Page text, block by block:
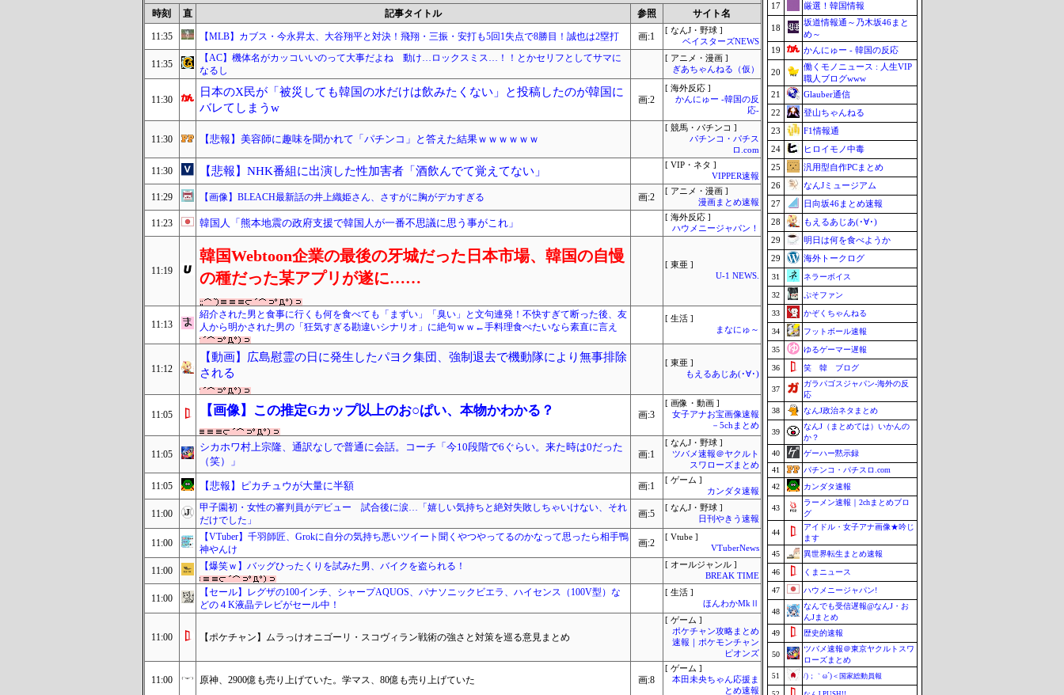
時刻
直 記事タイトル 参照 サイト名
11:35 【MLB】カブス・今永昇太、大谷翔平と対決！飛翔・三振・安打も5回1失点で8勝目！誠也は2塁打 画:1
[ なんJ・野球 ]
ベイスターズNEWS
11:35
【AC】機体名がカッコいいのって大事だよね 動け…ロックスミス…！！とかセリフとしてサマに
なるし
[ アニメ・漫画 ]
ぎあちゃんねる（仮）
11:30
日本のX民が「被災しても韓国の水だけは飲みたくない」と投稿したのが韓国に
バレてしまうw
画:2
[ 海外反応 ]
かんにゅー -韓国の反
応-
11:30 【悲報】美容師に趣味を聞かれて「パチンコ」と答えた結果ｗｗｗｗｗｗ
[ 競馬・パチンコ ]
パチンコ・パチス
ロ.com
11:30 【悲報】NHK番組に出演した性加害者「酒飲んでて覚えてない」
[ VIP・ネタ ]
VIPPER速報
11:29 【画像】BLEACH最新話の井上織姫さん、さすがに胸がデカすぎる 画:2
[ アニメ・漫画 ]
漫画まとめ速報
11:23 韓国人「熊本地震の政府支援で韓国人が一番不思議に思う事がこれ」
[ 海外反応 ]
ハウメニージャパン！
11:19
韓国Webtoon企業の最後の牙城だった日本市場、韓国の自慢
の種だった某アプリが遂に……
[ 東亜 ]
U-1 NEWS.
11:13
紹介された男と食事に行くも何を食べても「まずい」「臭い」と文句連発！不快すぎて断った後、友
人から明かされた男の「狂気すぎる勘違いシナリオ」に絶句ｗｗ←手料理食べたいなら素直に言え
[ 生活 ]
まなにゅ～
11:12
【動画】広島慰霊の日に発生したパヨク集団、強制退去で機動隊により無事排除
される
[ 東亜 ]
もえるあじあ(･∀･)
11:05 【画像】この推定Gカップ以上のお○ぱい、本物かわかる？ 画:3
[ 画像・動画 ]
女子アナお宝画像速報
－5chまとめ
11:05
シカホワ村上宗隆、通訳なしで普通に会話。コーチ「今10段階で6ぐらい。来た時は0だった
（笑）」
画:1
[ なんJ・野球 ]
ツバメ速報＠ヤクルト
スワローズまとめ
11:05 【悲報】ピカチュウが大量に半額 画:1
[ ゲーム ]
カンダタ速報
11:00
甲子園初・女性の審判員がデビュー 試合後に涙…「嬉しい気持ちと絶対失敗しちゃいけない、それ
だけでした」
画:5
[ なんJ・野球 ]
日刊やきう速報
11:00
【VTuber】千羽師匠、Grokに自分の気持ち悪いツイート聞くやつやってるのかなって思ったら相手鴨
神やんけ
画:2
[ Vtube ]
VTuberNews
11:00 【爆笑ｗ】バッグひったくりを試みた男、バイクを盗られる！
[ オールジャンル ]
BREAK TIME
11:00
【セール】レグザの100インチ、シャープAQUOS、パナソニックビエラ、ハイセンス（100V型）な
どの４K液晶テレビがセール中！
[ 生活 ]
ほんわかMkⅡ
11:00 【ポケチャン】ムラっけオニゴーリ・スコヴィラン戦術の強さと対策を巡る意見まとめ
[ ゲーム ]
ポケチャン攻略まとめ
速報｜ポケモンチャン
ピオンズ
11:00 原神、2900億も売り上げていた。学マス、80億も売り上げていた 画:8
[ ゲーム ]
本田未央ちゃん応援ま
とめ速報
17
厳選！韓国情報
18
坂道情報通～乃木坂46まと
め～
19
かんにゅー - 韓国の反応
20
働くモノニュース : 人生VIP
職人ブログwww
21
Glauber通信
22
登山ちゃんねる
23
F1情報通
24
ヒロイモノ中毒
25
汎用型自作PCまとめ
26
なんJミュージアム
27
日向坂46まとめ速報
28
もえるあじあ(･∀･)
29
明日は何を食べようか
29
海外トークログ
31 ネラーボイス
32 ぷそファン
33 かぞくちゃんねる
34 フットボール速報
35 ゆるゲーマー遅報
36 笑 韓 ブログ
37
ガラパゴスジャパン-海外の反
応
38
なんJ政治ネタまとめ
39
なんJ（まとめては）いかんの
か？
40
ゲーハー黙示録
41
パチンコ・パチスロ.com
42
カンダタ速報
43
ラーメン速報｜2chまとめブロ
グ
44
アイドル・女子アナ画像★吟じ
ます
45
異世界転生まとめ速報
46 くまニュース
47 ハウメニージャパン!
48
なんでも受信遅報@なんJ・お
んJまとめ
49
歴史的速報
50
ツバメ速報＠東京ヤクルトスワ
ローズまとめ
51 /)；｀ω´)＜国家総動員報